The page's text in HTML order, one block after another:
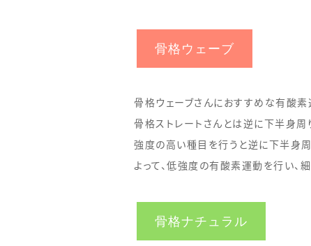
骨格ウェーブ
骨格ウェーブさんにおすすめな有酸素
骨格ストレートさんとは逆に下半身周
強度の高い種目を行うと逆に下半身
よって、低強度の有酸素運動を行い、
骨格ナチュラル